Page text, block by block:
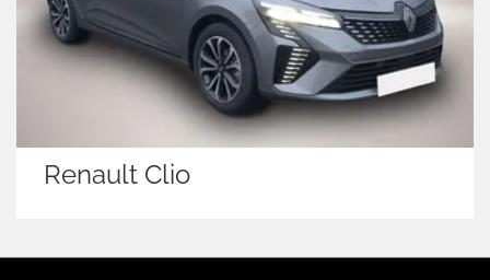
Renault Clio